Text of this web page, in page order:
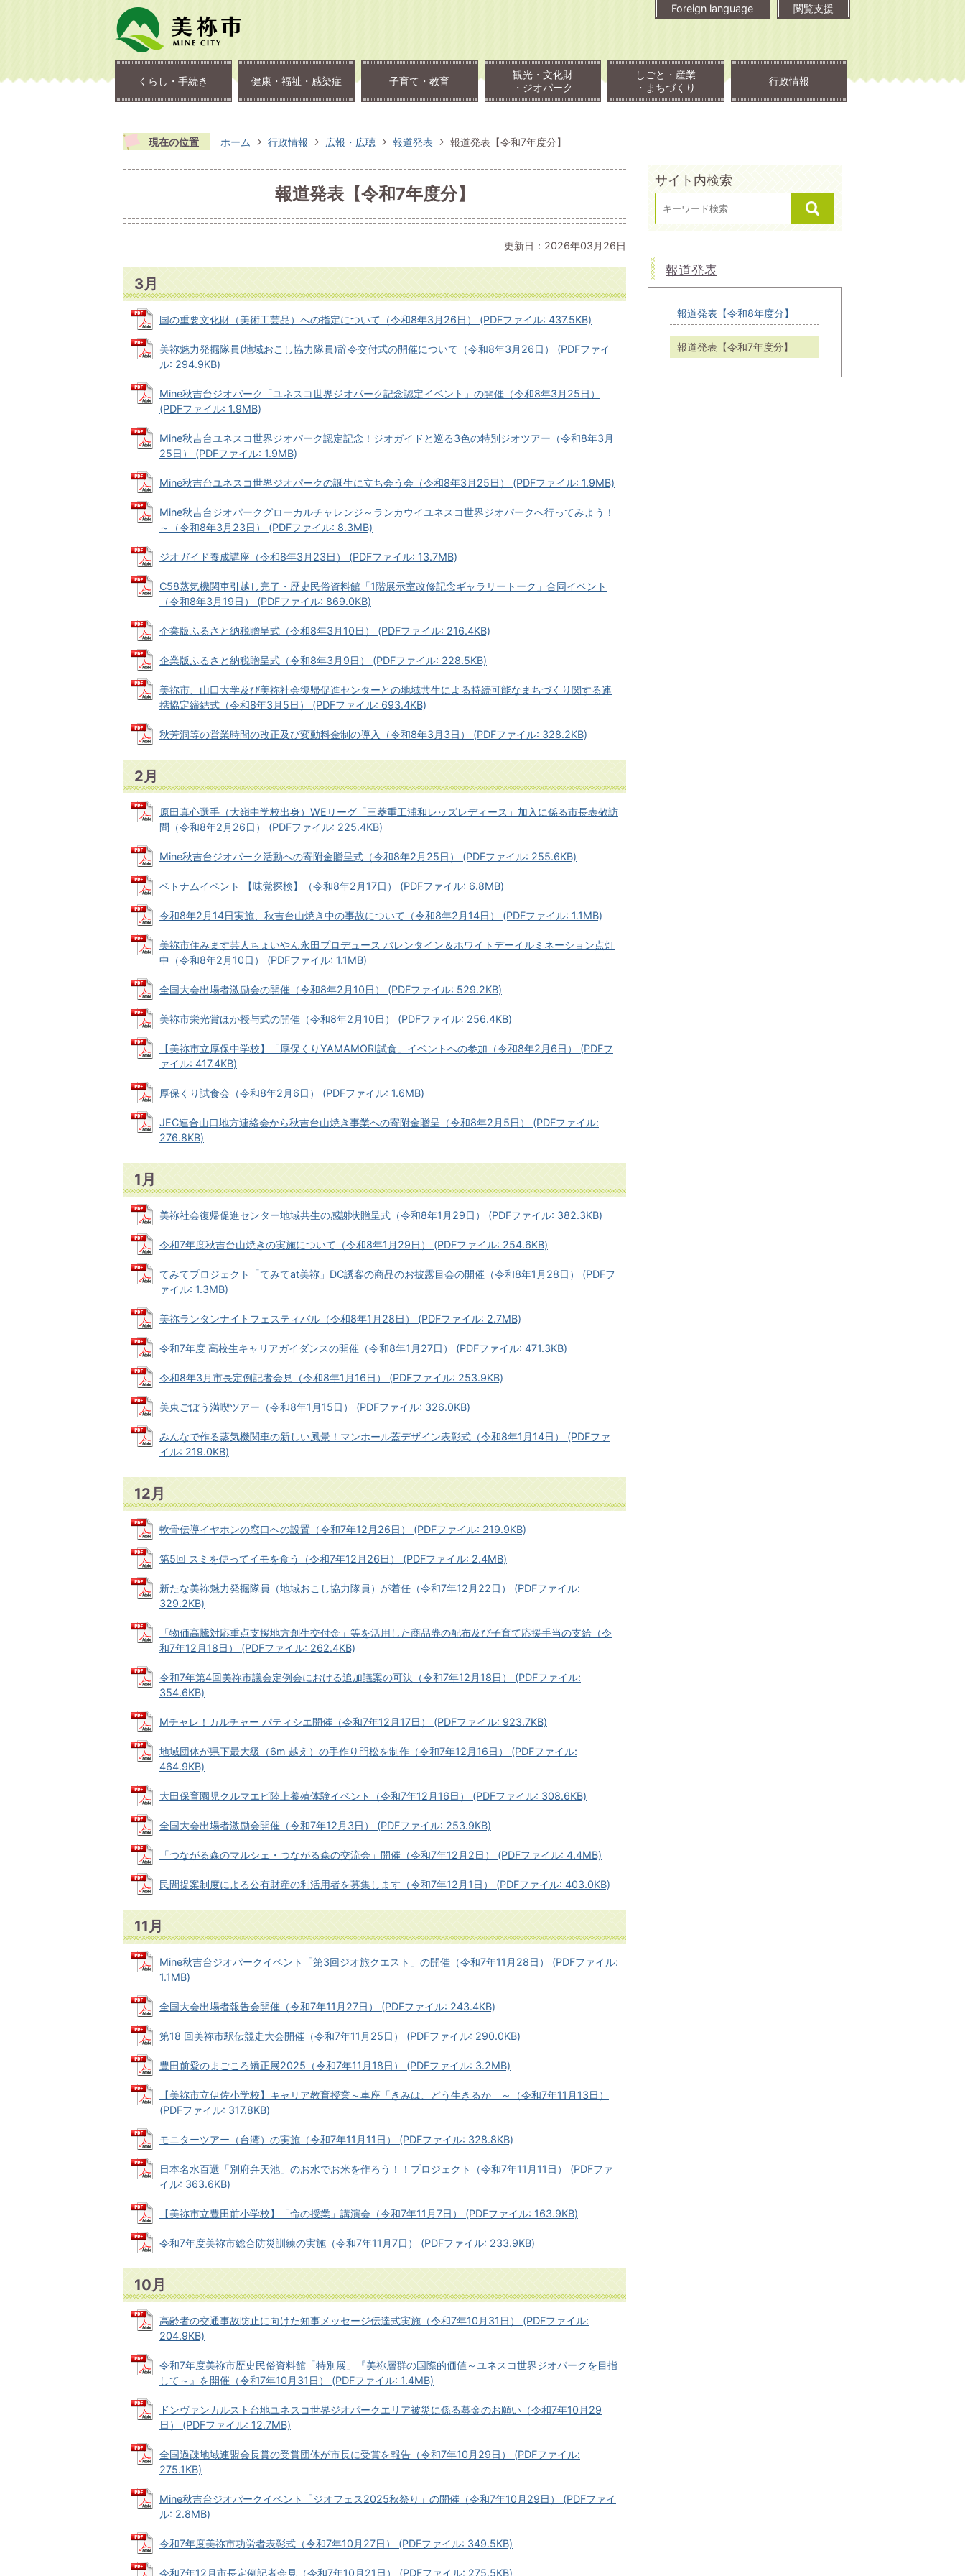
Foreign language 閲覧支援
くらし・手続き 健康・福祉・感染症 子育て・教育
観光・文化財
・ジオパーク
しごと・産業
・まちづくり
行政情報
現在の位置 ホーム 行政情報 広報・広聴 報道発表 報道発表【令和7年度分】
報道発表【令和7年度分】
更新日：2026年03月26日
3月
国の重要文化財（美術工芸品）への指定について（令和8年3月26日） (PDFファイル: 437.5KB)
美祢魅力発掘隊員(地域おこし協力隊員)辞令交付式の開催について（令和8年3月26日） (PDFファイ
ル: 294.9KB)
Mine秋吉台ジオパーク「ユネスコ世界ジオパーク記念認定イベント」の開催（令和8年3月25日）
(PDFファイル: 1.9MB)
Mine秋吉台ユネスコ世界ジオパーク認定記念！ジオガイドと巡る3色の特別ジオツアー（令和8年3月
25日） (PDFファイル: 1.9MB)
Mine秋吉台ユネスコ世界ジオパークの誕生に立ち会う会（令和8年3月25日） (PDFファイル: 1.9MB)
Mine秋吉台ジオパークグローカルチャレンジ～ランカウイユネスコ世界ジオパークへ行ってみよう！
～（令和8年3月23日） (PDFファイル: 8.3MB)
ジオガイド養成講座（令和8年3月23日） (PDFファイル: 13.7MB)
C58蒸気機関車引越し完了・歴史民俗資料館「1階展示室改修記念ギャラリートーク」合同イベント
（令和8年3月19日） (PDFファイル: 869.0KB)
企業版ふるさと納税贈呈式（令和8年3月10日） (PDFファイル: 216.4KB)
企業版ふるさと納税贈呈式（令和8年3月9日） (PDFファイル: 228.5KB)
美祢市、山口大学及び美祢社会復帰促進センターとの地域共生による持続可能なまちづくり関する連
携協定締結式（令和8年3月5日） (PDFファイル: 693.4KB)
秋芳洞等の営業時間の改正及び変動料金制の導入（令和8年3月3日） (PDFファイル: 328.2KB)
2月
原田真心選手（大嶺中学校出身）WEリーグ「三菱重工浦和レッズレディース」加入に係る市長表敬訪
問（令和8年2月26日） (PDFファイル: 225.4KB)
Mine秋吉台ジオパーク活動への寄附金贈呈式（令和8年2月25日） (PDFファイル: 255.6KB)
ベトナムイベント 【味覚探検】（令和8年2月17日） (PDFファイル: 6.8MB)
令和8年2月14日実施、秋吉台山焼き中の事故について（令和8年2月14日） (PDFファイル: 1.1MB)
美祢市住みます芸人ちょいやん永田プロデュース バレンタイン＆ホワイトデーイルミネーション点灯
中（令和8年2月10日） (PDFファイル: 1.1MB)
全国大会出場者激励会の開催（令和8年2月10日） (PDFファイル: 529.2KB)
美祢市栄光賞ほか授与式の開催（令和8年2月10日） (PDFファイル: 256.4KB)
【美祢市立厚保中学校】「厚保くりYAMAMORI試食」イベントへの参加（令和8年2月6日） (PDFフ
ァイル: 417.4KB)
厚保くり試食会（令和8年2月6日） (PDFファイル: 1.6MB)
JEC連合山口地方連絡会から秋吉台山焼き事業への寄附金贈呈（令和8年2月5日） (PDFファイル:
276.8KB)
1月
美祢社会復帰促進センター地域共生の感謝状贈呈式（令和8年1月29日） (PDFファイル: 382.3KB)
令和7年度秋吉台山焼きの実施について（令和8年1月29日） (PDFファイル: 254.6KB)
てみてプロジェクト「てみてat美祢」DC誘客の商品のお披露目会の開催（令和8年1月28日） (PDFフ
ァイル: 1.3MB)
美祢ランタンナイトフェスティバル（令和8年1月28日） (PDFファイル: 2.7MB)
令和7年度 高校生キャリアガイダンスの開催（令和8年1月27日） (PDFファイル: 471.3KB)
令和8年3月市長定例記者会見（令和8年1月16日） (PDFファイル: 253.9KB)
美東ごぼう満喫ツアー（令和8年1月15日） (PDFファイル: 326.0KB)
みんなで作る蒸気機関車の新しい風景！マンホール蓋デザイン表彰式（令和8年1月14日） (PDFファ
イル: 219.0KB)
12月
軟骨伝導イヤホンの窓口への設置（令和7年12月26日） (PDFファイル: 219.9KB)
第5回 スミを使ってイモを食う（令和7年12月26日） (PDFファイル: 2.4MB)
新たな美祢魅力発掘隊員（地域おこし協力隊員）が着任（令和7年12月22日） (PDFファイル:
329.2KB)
「物価高騰対応重点支援地方創生交付金」等を活用した商品券の配布及び子育て応援手当の支給（令
和7年12月18日） (PDFファイル: 262.4KB)
令和7年第4回美祢市議会定例会における追加議案の可決（令和7年12月18日） (PDFファイル:
354.6KB)
Mチャレ！カルチャー パティシエ開催（令和7年12月17日） (PDFファイル: 923.7KB)
地域団体が県下最大級（6m 越え）の手作り門松を制作（令和7年12月16日） (PDFファイル:
464.9KB)
大田保育園児クルマエビ陸上養殖体験イベント（令和7年12月16日） (PDFファイル: 308.6KB)
全国大会出場者激励会開催（令和7年12月3日） (PDFファイル: 253.9KB)
「つながる森のマルシェ・つながる森の交流会」開催（令和7年12月2日） (PDFファイル: 4.4MB)
民間提案制度による公有財産の利活用者を募集します（令和7年12月1日） (PDFファイル: 403.0KB)
11月
Mine秋吉台ジオパークイベント「第3回ジオ旅クエスト」の開催（令和7年11月28日） (PDFファイル:
1.1MB)
全国大会出場者報告会開催（令和7年11月27日） (PDFファイル: 243.4KB)
第18 回美祢市駅伝競走大会開催（令和7年11月25日） (PDFファイル: 290.0KB)
豊田前愛のまごころ矯正展2025（令和7年11月18日） (PDFファイル: 3.2MB)
【美祢市立伊佐小学校】キャリア教育授業～車座「きみは、どう生きるか」～（令和7年11月13日）
(PDFファイル: 317.8KB)
モニターツアー（台湾）の実施（令和7年11月11日） (PDFファイル: 328.8KB)
日本名水百選「別府弁天池」のお水でお米を作ろう！！プロジェクト（令和7年11月11日） (PDFファ
イル: 363.6KB)
【美祢市立豊田前小学校】「命の授業」講演会（令和7年11月7日） (PDFファイル: 163.9KB)
令和7年度美祢市総合防災訓練の実施（令和7年11月7日） (PDFファイル: 233.9KB)
10月
高齢者の交通事故防止に向けた知事メッセージ伝達式実施（令和7年10月31日） (PDFファイル:
204.9KB)
令和7年度美祢市歴史民俗資料館「特別展」『美祢層群の国際的価値～ユネスコ世界ジオパークを目指
して～』を開催（令和7年10月31日） (PDFファイル: 1.4MB)
ドンヴァンカルスト台地ユネスコ世界ジオパークエリア被災に係る募金のお願い（令和7年10月29
日） (PDFファイル: 12.7MB)
全国過疎地域連盟会長賞の受賞団体が市長に受賞を報告（令和7年10月29日） (PDFファイル:
275.1KB)
Mine秋吉台ジオパークイベント「ジオフェス2025秋祭り」の開催（令和7年10月29日） (PDFファイ
ル: 2.8MB)
令和7年度美祢市功労者表彰式（令和7年10月27日） (PDFファイル: 349.5KB)
令和7年12月市長定例記者会見（令和7年10月21日） (PDFファイル: 275.5KB)
サイト内検索
報道発表
報道発表【令和8年度分】
報道発表【令和7年度分】